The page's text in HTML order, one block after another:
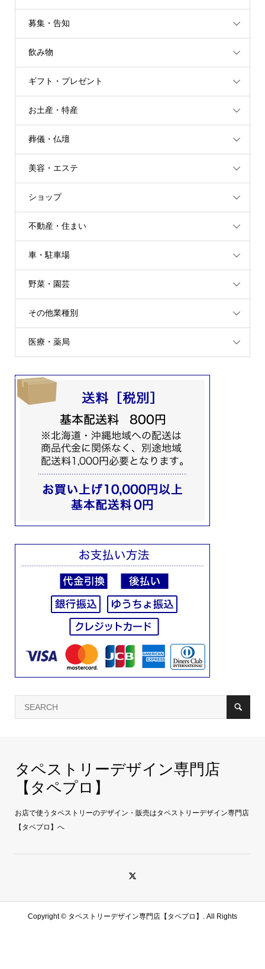
募集・告知
飲み物
ギフト・プレゼント
お土産・特産
葬儀・仏壇
美容・エステ
ショップ
不動産・住まい
車・駐車場
野菜・園芸
その他業種別
医療・薬局
タペストリーデザイン専門店
【タペプロ】
お店で使うタペストリーのデザイン・販売はタペストリーデザイン専門店
【タペプロ】へ
Copyright © タペストリーデザイン専門店【タペプロ】. All Rights